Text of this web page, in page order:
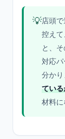
💡店頭
控え
と、
対応
分かり
てい
材料に